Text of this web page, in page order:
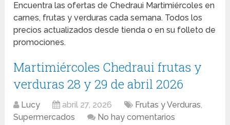
Encuentra las ofertas de Chedraui Martimiércoles en
carnes, frutas y verduras cada semana. Todos los
precios actualizados desde tienda o en su folleto de
promociones.
Martimiércoles Chedraui frutas y
verduras 28 y 29 de abril 2026
Lucy abril 27, 2026 Frutas y Verduras,
Supermercados
No hay comentarios